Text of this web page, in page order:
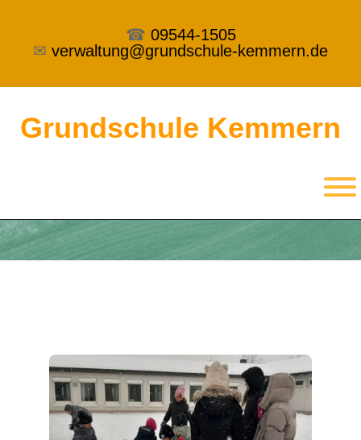
☎ 09544-1505
✉ verwaltung@grundschule-kemmern.de
Grundschule Kemmern